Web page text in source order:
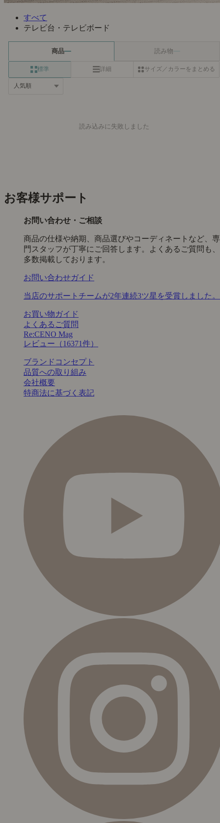
すべて
テレビ台・テレビボード
商品 読み物
標準 詳細 サイズ／カラーをまとめる
読み込みに失敗しました
お客様サポート
お問い合わせ・ご相談
商品の仕様や納期、商品選びやコーディネートなど、専
門スタッフが丁寧にご回答します。よくあるご質問も、
多数掲載しております。
お問い合わせガイド
当店のサポートチームが2年連続3ツ星を受賞しました。
お買い物ガイド
よくあるご質問
Re:CENO Mag
レビュー（16371件）
ブランドコンセプト
品質への取り組み
会社概要
特商法に基づく表記